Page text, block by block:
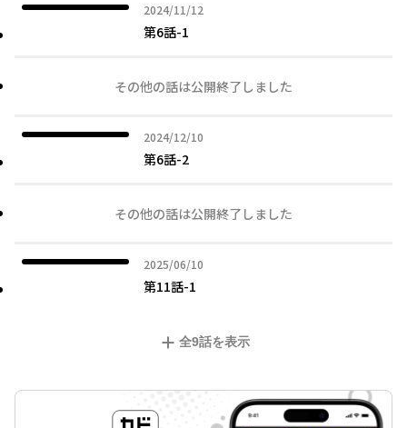
2024/11/12
2024年11月12日
第6話-1
その他の話は公開終了しました
2024/12/10
2024年12月10日
第6話-2
その他の話は公開終了しました
2025/06/10
2025年06月10日
第11話-1
全9話を表示